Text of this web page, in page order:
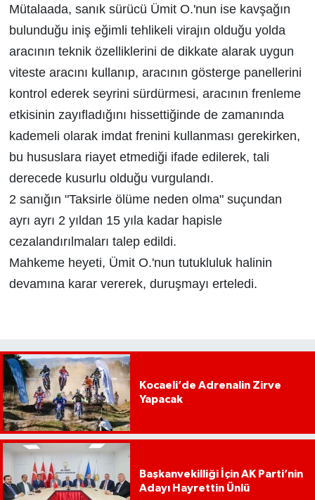
Mütalaada, sanık sürücü Ümit O.'nun ise kavşağın
bulunduğu iniş eğimli tehlikeli virajın olduğu yolda
aracının teknik özelliklerini de dikkate alarak uygun
viteste aracını kullanıp, aracının gösterge panellerini
kontrol ederek seyrini sürdürmesi, aracının frenleme
etkisinin zayıfladığını hissettiğinde de zamanında
kademeli olarak imdat frenini kullanması gerekirken,
bu hususlara riayet etmediği ifade edilerek, tali
derecede kusurlu olduğu vurgulandı.
2 sanığın "Taksirle ölüme neden olma" suçundan
ayrı ayrı 2 yıldan 15 yıla kadar hapisle
cezalandırılmaları talep edildi.
Mahkeme heyeti, Ümit O.'nun tutukluluk halinin
devamına karar vererek, duruşmayı erteledi.
Kocaeli’de Adrenalin Zirve
Yapacak
Başkanvekilliği İçin AK Parti’nin
Adayı Hayrettin Ünlü